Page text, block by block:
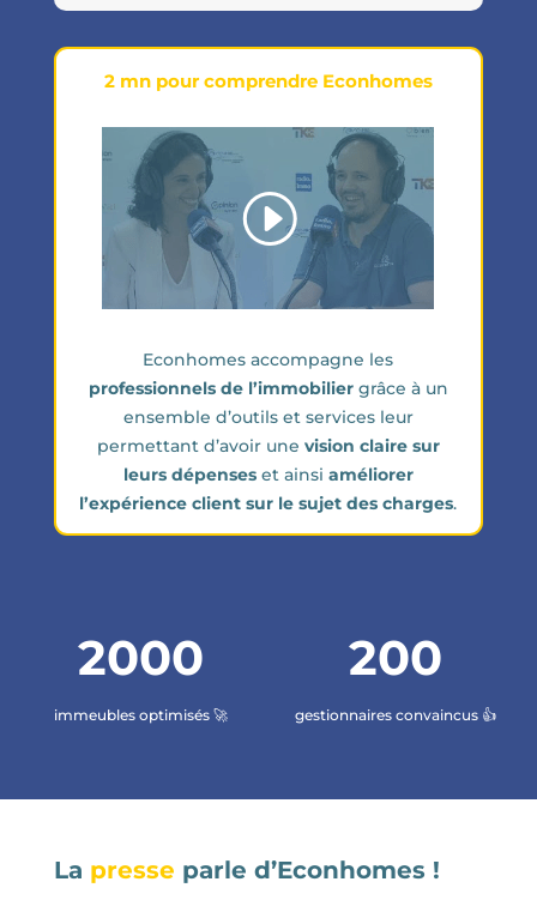
2 mn pour comprendre Econhomes
Econhomes accompagne les
professionnels de l’immobiliergrâce à un
ensemble d’outils et services leur
permettant d’avoir une vision claire sur
leurs dépenseset ainsi améliorer
l’expérience client sur le sujet des charges.
2000
immeubles optimisés 🚀
200
gestionnaires convaincus 👍
La presse parle d’Econhomes !